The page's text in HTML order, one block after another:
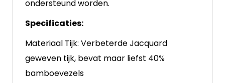
ondersteund worden.
Specificaties:
Materiaal Tijk: Verbeterde Jacquard
geweven tijk, bevat maar liefst 40%
bamboevezels